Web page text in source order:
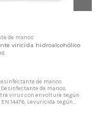
de manos
viricida hidroalcohólico
de manos
de manos.
virus con envoltura según
14476. Levuricida según
Bactericida según UNE-EN